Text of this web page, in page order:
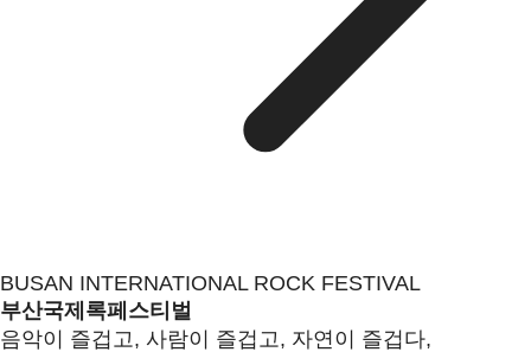
BUSAN INTERNATIONAL ROCK FESTIVAL
부산국제록페스티벌
음악이 즐겁고, 사람이 즐겁고, 자연이 즐겁다,